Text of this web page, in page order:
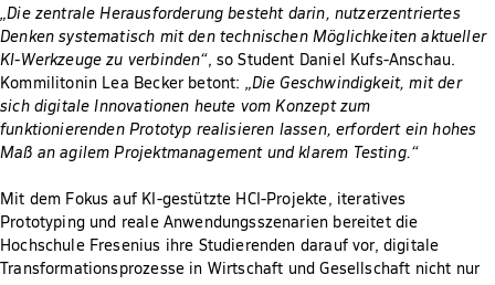
„Die zentrale Herausforderung besteht darin, nutzerzentriertes
Denken systematisch mit den technischen Möglichkeiten aktueller
KI-Werkzeuge zu verbinden“, so Student Daniel Kufs-Anschau.
Kommilitonin Lea Becker betont: „Die Geschwindigkeit, mit der
sich digitale Innovationen heute vom Konzept zum
funktionierenden Prototyp realisieren lassen, erfordert ein hohes
Maß an agilem Projektmanagement und klarem Testing.“
Mit dem Fokus auf KI-gestützte HCI-Projekte, iteratives
Prototyping und reale Anwendungsszenarien bereitet die
Hochschule Fresenius ihre Studierenden darauf vor, digitale
Transformationsprozesse in Wirtschaft und Gesellschaft nicht nur